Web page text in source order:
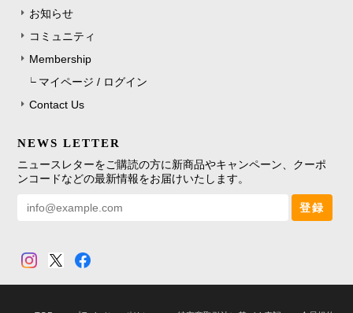
お知らせ
コミュニティ
Membership
マイページ / ログイン
Contact Us
NEWS LETTER
ニュースレターをご購読の方に新商品やキャンペーン、クーポ
ンコードなどの最新情報をお届けいたします。
登録